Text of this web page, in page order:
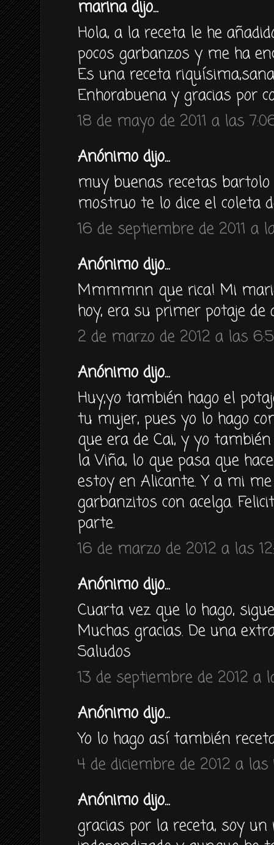
marina dijo...
Hola, a la receta le he
pocos garbanzos y me ha
Es una receta
Enhorabuena y gracias por
18 de mayo de 2011 a las
Anónimo dijo...
muy buenas recetas
mostruo te lo dice el coleta
16 de septiembre de 2011 a
Anónimo dijo...
Mmmmnn que rica! Mi
hoy, era su primer potaje de
2 de marzo de 2012 a las
Anónimo dijo...
Huy,yo también hago el
tu mujer, pues yo lo hago
que era de Cai, y yo
la Viña, lo que pasa que
estoy en Alicante. Y a mi
garbanzitos con acelga.
parte.
16 de marzo de 2012 a las
Anónimo dijo...
Cuarta vez que lo hago,
Muchas gracias. De una
Saludos
13 de septiembre de 2012 a
Anónimo dijo...
Yo lo hago así también
4 de diciembre de 2012 a las
Anónimo dijo...
gracias por la receta, soy un